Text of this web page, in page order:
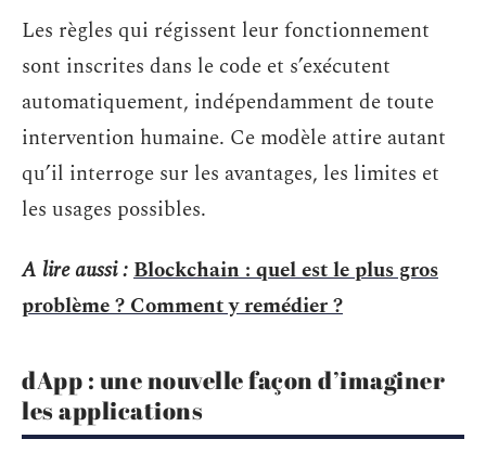
Les règles qui régissent leur fonctionnement
sont inscrites dans le code et s’exécutent
automatiquement, indépendamment de toute
intervention humaine. Ce modèle attire autant
qu’il interroge sur les avantages, les limites et
les usages possibles.
A lire aussi :Blockchain : quel est le plus gros
problème ? Comment y remédier ?
dApp : une nouvelle façon d’imaginer
les applications